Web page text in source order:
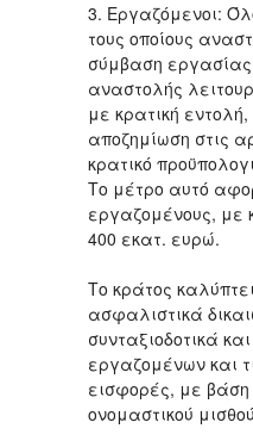
3. Εργαζόμενοι:
τους οποίους
σύμβαση
αναστολής
με κρατική
αποζημίωση στις
κρατικό
Το μέτρο αυτό
εργαζομένους, με
400 εκατ. ευρώ.
Το κράτος
ασφαλιστικά
συνταξιοδοτικά
εργαζομένων και
εισφορές, με βάση
ονομαστικού